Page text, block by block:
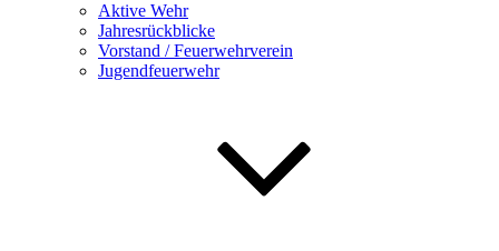
Aktive Wehr
Jahresrückblicke
Vorstand / Feuerwehrverein
Jugendfeuerwehr